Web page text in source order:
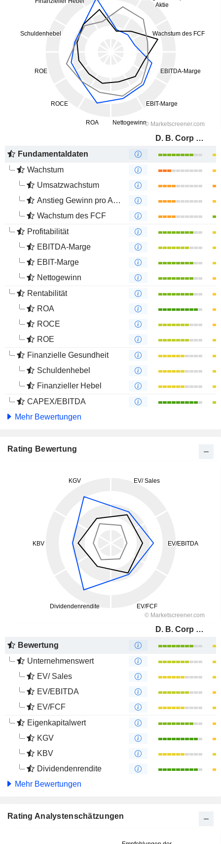
D. B. Corp Limited
Fundamentaldaten
Wachstum
Umsatzwachstum
Anstieg Gewinn pro Aktie
Wachstum des FCF
Profitabilität
EBITDA-Marge
EBIT-Marge
Nettogewinn
Rentabilität
ROA
ROCE
ROE
Finanzielle Gesundheit
Schuldenhebel
Finanzieller Hebel
CAPEX/EBITDA
Mehr Bewertungen
Rating Bewertung
D. B. Corp Limited
Bewertung
Unternehmenswert
EV/ Sales
EV/EBITDA
EV/FCF
Eigenkapitalwert
KGV
KBV
Dividendenrendite
Mehr Bewertungen
Rating Analystenschätzungen